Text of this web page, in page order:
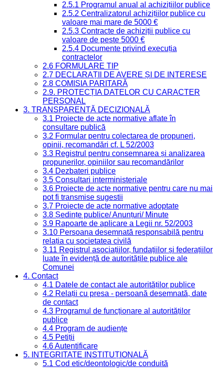
2.5.1 Programul anual al achizițiilor publice
2.5.2 Centralizatorul achizițiilor publice cu
valoare mai mare de 5000 €
2.5.3 Contracte de achiziții publice cu
valoare de peste 5000 €
2.5.4 Documente privind execuția
contractelor
2.6 FORMULARE TIP
2.7 DECLARAȚII DE AVERE ȘI DE INTERESE
2.8 COMISIA PARITARĂ
2.9. PROTECȚIA DATELOR CU CARACTER
PERSONAL
3. TRANSPARENȚĂ DECIZIONALĂ
3.1 Proiecte de acte normative aflate în
consultare publică
3.2 Formular pentru colectarea de propuneri,
opinii, recomandări cf. L 52/2003
3.3 Registrul pentru consemnarea și analizarea
propunerilor, opiniilor sau recomandărilor
3.4 Dezbateri publice
3.5 Consultari interministeriale
3.6 Proiecte de acte normative pentru care nu mai
pot fi transmise sugestii
3.7 Proiecte de acte normative adoptate
3.8 Ședințe publice/ Anunțuri/ Minute
3.9 Rapoarte de aplicare a Legii nr. 52/2003
3.10 Persoana desemnată responsabilă pentru
relația cu societatea civilă
3.11 Registrul asociațiilor, fundațiilor și federațiilor
luate în evidență de autoritățile publice ale
Comunei
4. Contact
4.1 Datele de contact ale autorităților publice
4.2 Relații cu presa - persoană desemnată, date
de contact
4.3 Programul de funcționare al autorităților
publice
4.4 Program de audiențe
4.5 Petiții
4.6 Autentificare
5. INTEGRITATE INSTITUȚIONALĂ
5.1 Cod etic/deontologic/de conduită